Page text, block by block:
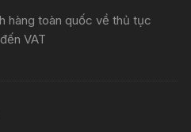
hàng toàn quốc về thủ tục
VAT